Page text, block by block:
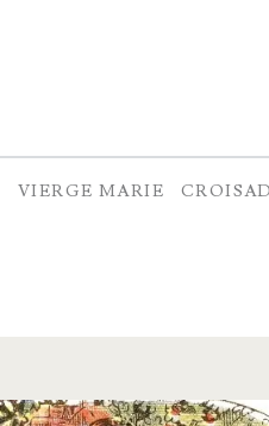
VIERGE MARIE